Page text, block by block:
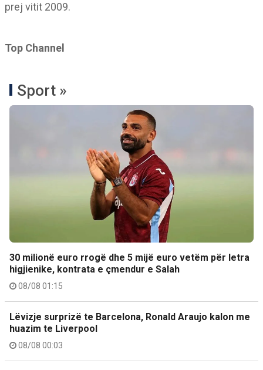
prej vitit 2009.
Top Channel
Sport »
30 milionë euro rrogë dhe 5 mijë euro vetëm për letra
higjienike, kontrata e çmendur e Salah
08/08 01:15
Lëvizje surprizë te Barcelona, Ronald Araujo kalon me
huazim te Liverpool
08/08 00:03